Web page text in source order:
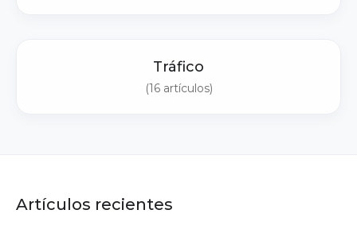
Tráfico
(16 artículos)
Artículos recientes